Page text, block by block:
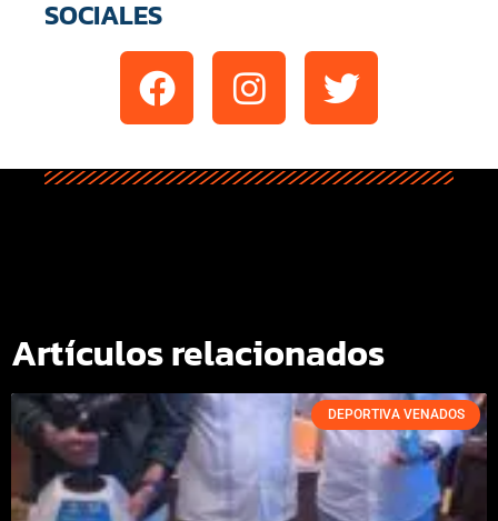
SOCIALES
Artículos relacionados
DEPORTIVA VENADOS